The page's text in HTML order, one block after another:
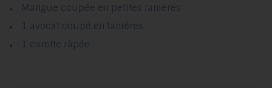
Mangue coupée en petites lanières
1 avocat coupé en lanières
1 carotte râpée